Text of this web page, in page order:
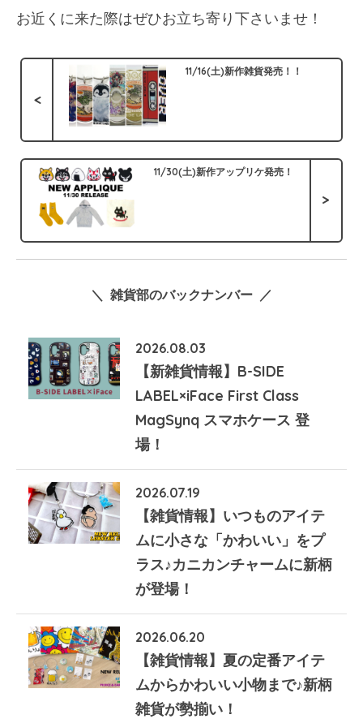
お近くに来た際はぜひお立ち寄り下さいませ！
<
11/16(土)新作雑貨発売！！
11/30(土)新作アップリケ発売！
>
＼ 雑貨部のバックナンバー ／
2026.08.03
【新雑貨情報】B-SIDE
LABEL×iFace First Class
MagSynq スマホケース 登
場！
2026.07.19
【雑貨情報】いつものアイテ
ムに小さな「かわいい」をプ
ラス♪カニカンチャームに新柄
が登場！
2026.06.20
【雑貨情報】夏の定番アイテ
ムからかわいい小物まで♪新柄
雑貨が勢揃い！